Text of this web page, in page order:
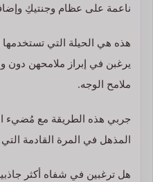
ناعمة على عظام وجنتيكِ
هذه هي الحيلة التي تستخدمها
يرغبن في إبراز ملامحهن دون
ملامح الوجه.
جربي هذه الطريقة مع مُضيء
المذهل في المرة القادمة
هل ترغبين في شفاه أكثر